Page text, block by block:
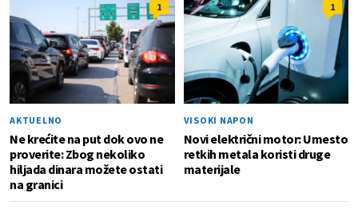
1
AKTUELNO
Ne krećite na put dok ovo ne
proverite: Zbog nekoliko
hiljada dinara možete ostati
na granici
1
VISOKI NAPON
Novi električni motor: Umesto
retkih metala koristi druge
materijale